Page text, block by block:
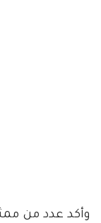
وأكد عدد من